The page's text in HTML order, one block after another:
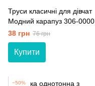
Труси класичні для дівчат
Модний карапуз 306-00003
білий 122 см (7 років)
38 грн 76 грн
Купити
−50%